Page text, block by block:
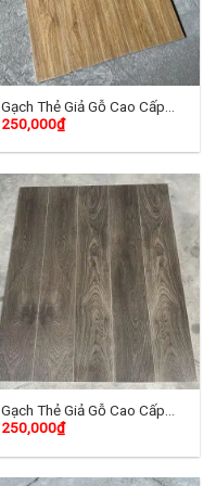
Gạch Thẻ Giả Gỗ Cao Cấp
15×90 (cm) TDH-01
250,000₫
Gạch Thẻ Giả Gỗ Cao Cấp
15×90 (cm) TDH-03
250,000₫